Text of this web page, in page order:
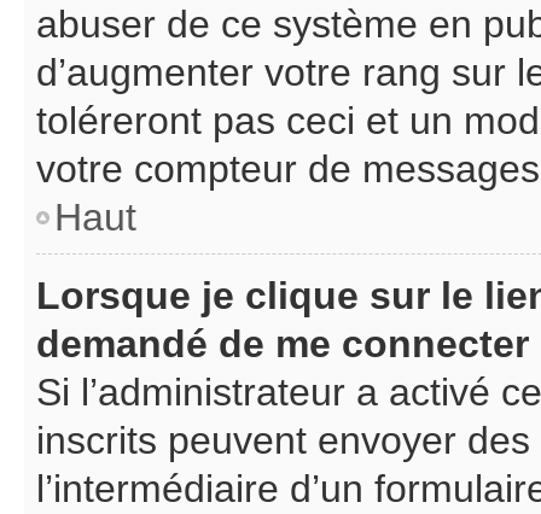
abuser de ce système en
d’augmenter votre rang sur
toléreront pas ceci et un
votre compteur de
Haut
Lorsque je clique sur le
demandé de me connecter
Si l’administrateur a activé
inscrits peuvent envoyer
l’intermédiaire d’un